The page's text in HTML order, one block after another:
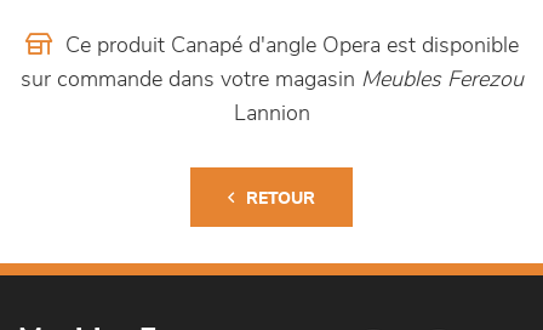
Ce produit Canapé d'angle Opera est disponible
sur commande dans votre magasin Meubles Ferezou
Lannion
RETOUR